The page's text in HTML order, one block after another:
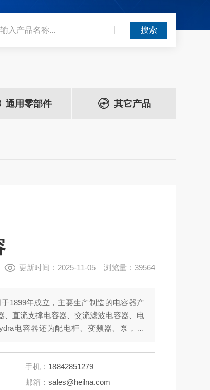
通用零部件 其它产品
更新时间：2025-11-05 浏览量：39564
1899年成立，主要生产制造的电容器产
、直流支撑电容器、交流滤波电容器、电
电容器还为配电柜、变频器、泵，电
电机电容器MLB-MKP 4/400I/E588用于汽
MKP 8/400IV/E1321用于电机行业使用
器的经验，产品分类：低压自愈式并联
手机： 18842851279
邮箱：sales@heilna.com